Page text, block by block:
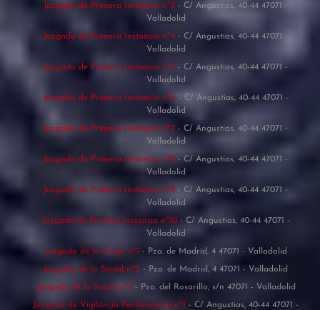
Juzgado de Primera Instancia nº3 - C/ Angustias, 40-44 47071 -
Valladolid
Juzgado de Primera Instancia nº4 - C/ Angustias, 40-44 47071 -
Valladolid
Juzgado de Primera Instancia nº5 - C/ Angustias, 40-44 47071 -
Valladolid
Juzgado de Primera Instancia nº6 - C/ Angustias, 40-44 47071 -
Valladolid
Juzgado de Primera Instancia nº7 - C/ Angustias, 40-44 47071 -
Valladolid
Juzgado de Primera Instancia nº8 - C/ Angustias, 40-44 47071 -
Valladolid
Juzgado de Primera Instancia nº9 - C/ Angustias, 40-44 47071 -
Valladolid
Juzgado de Primera Instancia nº10 - C/ Angustias, 40-44 47071 -
Valladolid
Juzgado de lo Social nº1 - Pza. de Madrid, 4 47071 - Valladolid
Juzgado de lo Social nº2 - Pza. de Madrid, 4 47071 - Valladolid
Juzgado de lo Social nº3 - Pza. del Rosarillo, s/n 47071 - Valladolid
Juzgado de Vigilancia Penitenciaria nº1 - C/ Angustias, 40-44 47071 -